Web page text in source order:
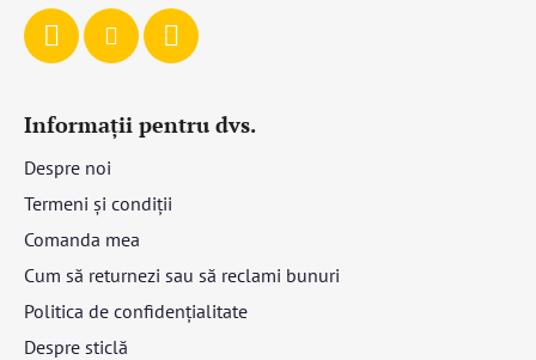
Informații pentru dvs.
Despre noi
Termeni și condiții
Comanda mea
Cum să returnezi sau să reclami bunuri
Politica de confidențialitate
Despre sticlă